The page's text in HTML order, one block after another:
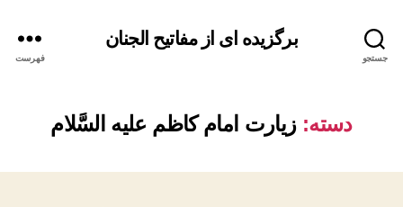
جستجو
برگزیده ای از مفاتیح الجنان
فهرست
دسته: زیارت امام کاظم علیه السَّلام